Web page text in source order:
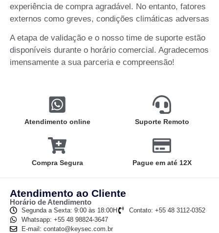
experiência de compra agradável. No entanto, fatores
externos como greves, condições climáticas adversas
A etapa de validação e o nosso time de suporte estão
disponíveis durante o horário comercial. Agradecemos
imensamente a sua parceria e compreensão!
Atendimento online Suporte Remoto
Compra Segura Pague em até 12X
Atendimento ao Cliente
Horário de Atendimento
Segunda a Sexta: 9:00 às 18:00H
Contato: +55 48 3112-0352
Whatsapp: +55 48 98824-3647
E-mail: contato@keysec.com.br